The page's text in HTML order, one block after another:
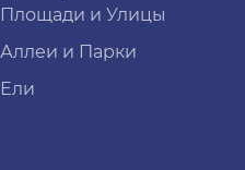
Площади и Улицы
Аллеи и Парки
Ели